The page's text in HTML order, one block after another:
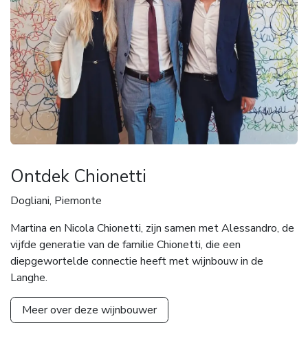
Ontdek Chionetti
Dogliani, Piemonte
Martina en Nicola Chionetti, zijn samen met Alessandro, de
vijfde generatie van de familie Chionetti, die een
diepgewortelde connectie heeft met wijnbouw in de
Langhe.
Meer over deze wijnbouwer